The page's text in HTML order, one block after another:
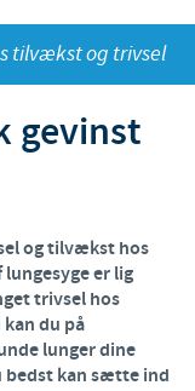
tilvækst og trivsel
gevinst
og tilvækst hos
er lig
trivsel hos
kan du på
lunger dine
bedst kan sætte ind